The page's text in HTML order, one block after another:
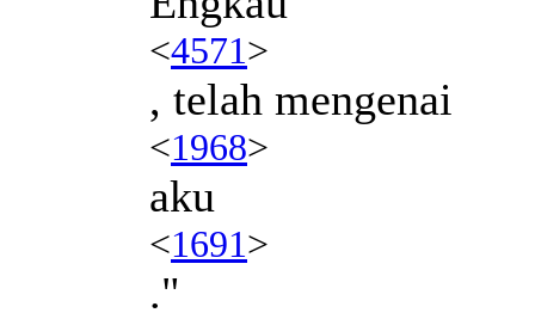
<4571>
, telah mengenai
<1968>
aku
<1691>
."